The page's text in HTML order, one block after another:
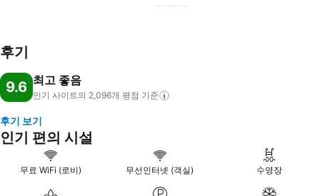
후기
9.6 최고 좋음
인기 사이트의 2,096개 평점 기준
후기 보기
인기 편의 시설
무료 WiFi (로비) 무선인터넷 (객실) 수영장